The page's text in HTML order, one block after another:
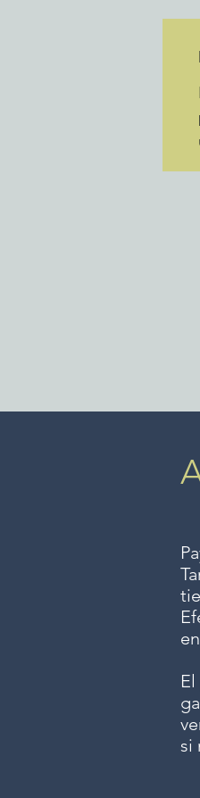
si